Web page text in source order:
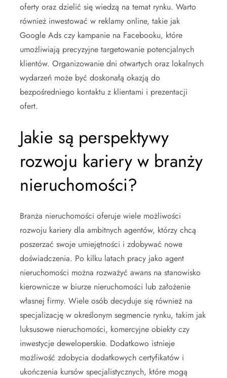
oferty oraz dzielić się wiedzą na temat rynku. Warto
również inwestować w reklamy online, takie jak
Google Ads czy kampanie na Facebooku, które
umożliwiają precyzyjne targetowanie potencjalnych
klientów. Organizowanie dni otwartych oraz lokalnych
wydarzeń może być doskonałą okazją do
bezpośredniego kontaktu z klientami i prezentacji
ofert.
Jakie są perspektywy
rozwoju kariery w branży
nieruchomości?
Branża nieruchomości oferuje wiele możliwości
rozwoju kariery dla ambitnych agentów, którzy chcą
poszerzać swoje umiejętności i zdobywać nowe
doświadczenia. Po kilku latach pracy jako agent
nieruchomości można rozważyć awans na stanowisko
kierownicze w biurze nieruchomości lub założenie
własnej firmy. Wiele osób decyduje się również na
specjalizację w określonym segmencie rynku, takim jak
luksusowe nieruchomości, komercyjne obiekty czy
inwestycje deweloperskie. Dodatkowo istnieje
możliwość zdobycia dodatkowych certyfikatów i
ukończenia kursów specjalistycznych, które mogą